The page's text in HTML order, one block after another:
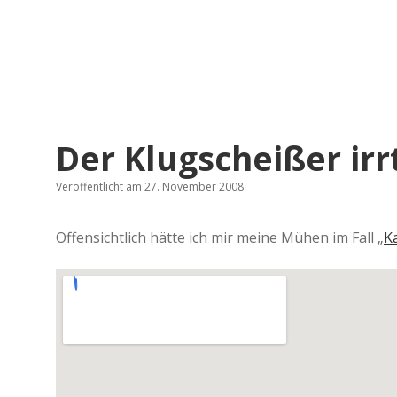
Der Klugscheißer
Veröffentlicht am 27. November 2008
Offensichtlich hätte ich mir meine Mühen im Fall „